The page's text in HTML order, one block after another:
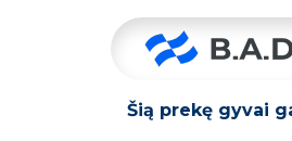
Šią prekę gyvai